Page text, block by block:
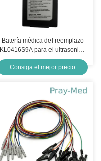
Batería médica del reemplazo
KL0416S9A para el ultrasonido
portátil de SonoScape S7 S8 S9
A5
Consiga el mejor precio